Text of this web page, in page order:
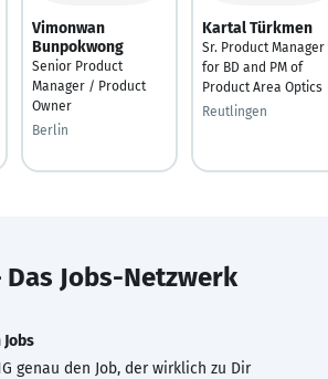
Vimonwan
Bunpokwong
Senior Product
Manager / Product
Owner
Berlin
Kartal Türkmen
Sr. Product Manager
for BD and PM of
Product Area Optics
Reutlingen
Das Jobs-Netzwerk
genau den Job, der wirklich zu Dir